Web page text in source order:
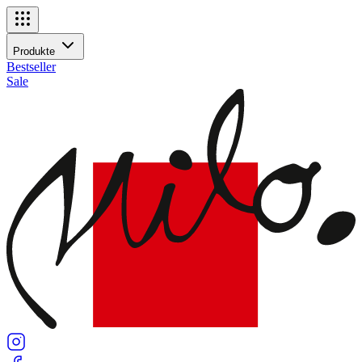
Navigationsmenü
Produkte
Produkte
Bestseller
Sale